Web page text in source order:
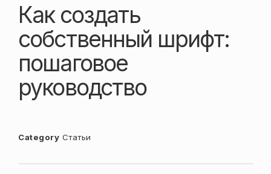
Как создать
собственный шрифт:
пошаговое
руководство
Category Статьи